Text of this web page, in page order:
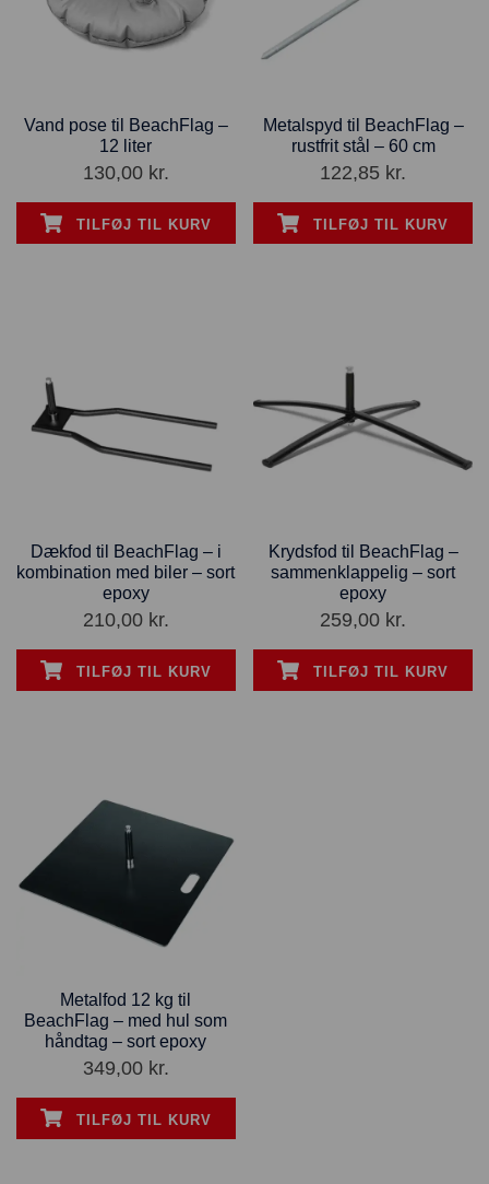
Vand pose til BeachFlag –
12 liter
130,00 kr.
TILFØJ TIL KURV
Metalspyd til BeachFlag –
rustfrit stål – 60 cm
122,85 kr.
TILFØJ TIL KURV
Dækfod til BeachFlag – i
kombination med biler – sort
epoxy
210,00 kr.
TILFØJ TIL KURV
Krydsfod til BeachFlag –
sammenklappelig – sort
epoxy
259,00 kr.
TILFØJ TIL KURV
Metalfod 12 kg til
BeachFlag – med hul som
håndtag – sort epoxy
349,00 kr.
TILFØJ TIL KURV